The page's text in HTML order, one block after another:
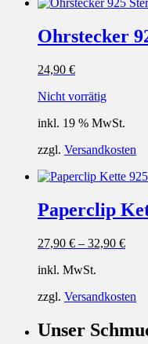
Ohrstecker
24,90 €
Nicht vorrätig
inkl. 19 % MwSt.
zzgl. Versandkosten
Paperclip
27,90 € – 32,90 €
inkl. MwSt.
zzgl. Versandkosten
Unser